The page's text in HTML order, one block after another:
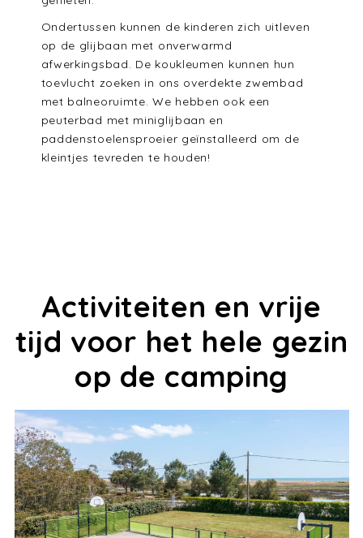
Ondertussen kunnen de kinderen zich uitleven
op de glijbaan met onverwarmd
afwerkingsbad. De koukleumen kunnen hun
toevlucht zoeken in ons overdekte zwembad
met balneoruimte. We hebben ook een
peuterbad met miniglijbaan en
paddenstoelensproeier geïnstalleerd om de
kleintjes tevreden te houden!
Activiteiten en vrije
tijd voor het hele gezin
op de camping